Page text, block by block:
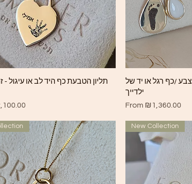
Quick View
תליון הטבעת כף היד לב או עיגול -
/כף רגל או יד של
ילדייך
From ₪1,360.00
Sale Price
New Collection